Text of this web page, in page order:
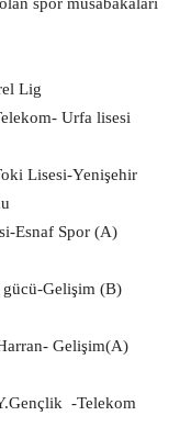
Lig
Urfa lisesi
Lisesi-Yenişehir
Esnaf Spor (A)
Gelişim (B)
Gelişim(A)
-Telekom